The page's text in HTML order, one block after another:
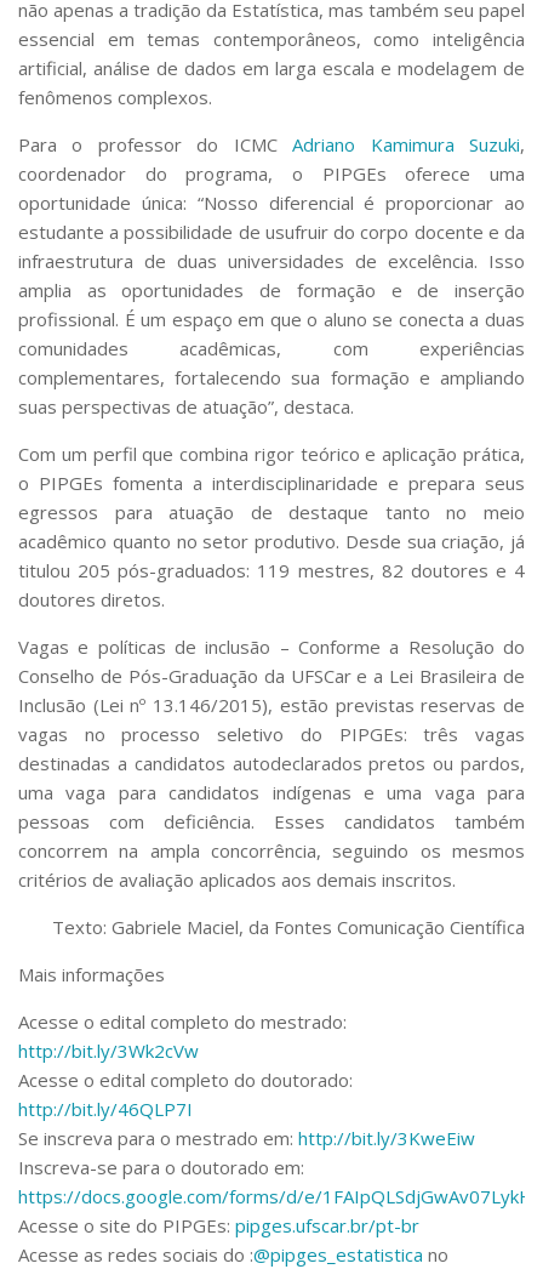
não apenas a tradição da Estatística, mas também seu papel
essencial em temas contemporâneos, como inteligência
artificial, análise de dados em larga escala e modelagem de
fenômenos complexos.
Para o professor do ICMCAdriano Kamimura Suzuki,
coordenador do programa, o PIPGEs oferece uma
oportunidade única: “Nosso diferencial é proporcionar ao
estudante a possibilidade de usufruir do corpo docente e da
infraestrutura de duas universidades de excelência. Isso
amplia as oportunidades de formação e de inserção
profissional. É um espaço em que o aluno se conecta a duas
comunidades acadêmicas, com experiências
complementares, fortalecendo sua formação e ampliando
suas perspectivas de atuação”, destaca.
Com um perfil que combina rigor teórico e aplicação prática,
o PIPGEs fomenta a interdisciplinaridade e prepara seus
egressos para atuação de destaque tanto no meio
acadêmico quanto no setor produtivo. Desde sua criação, já
titulou 205 pós-graduados: 119 mestres, 82 doutores e 4
doutores diretos.
Vagas e políticas de inclusão – Conforme a Resolução do
Conselho de Pós-Graduação da UFSCar e a Lei Brasileira de
Inclusão (Lei nº 13.146/2015), estão previstas reservas de
vagas no processo seletivo do PIPGEs: três vagas
destinadas a candidatos autodeclarados pretos ou pardos,
uma vaga para candidatos indígenas e uma vaga para
pessoas com deficiência. Esses candidatos também
concorrem na ampla concorrência, seguindo os mesmos
critérios de avaliação aplicados aos demais inscritos.
Texto: Gabriele Maciel, da Fontes Comunicação Científica
Mais informações
Acesse o edital completo do mestrado:
http://bit.ly/3Wk2cVw
Acesse o edital completo do doutorado:
http://bit.ly/46QLP7I
Se inscreva para o mestrado em: http://bit.ly/3KweEiw
Inscreva-se para o doutorado em:
https://docs.google.com/forms/d/e/
Acesse o site do PIPGEs: pipges.ufscar.br/pt-br
Acesse as redes sociais do :@pipges_estatistica no